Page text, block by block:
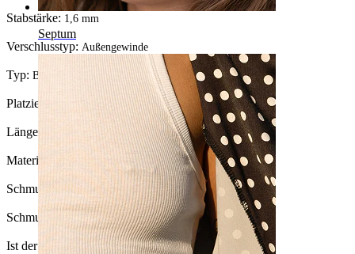
Septum
Stabstärke: 1,6 mm
Verschlusstyp: Außengewinde
Typ: Barbell
Platzierung: Industrial
Länge:
Material: Chirurgenstahl / Messing
Schmucksteinfarbe: Durchsichtig
Schmucksteintyp:Kubischer Zirkonia
Ist der Artikel geklebt?: Ja